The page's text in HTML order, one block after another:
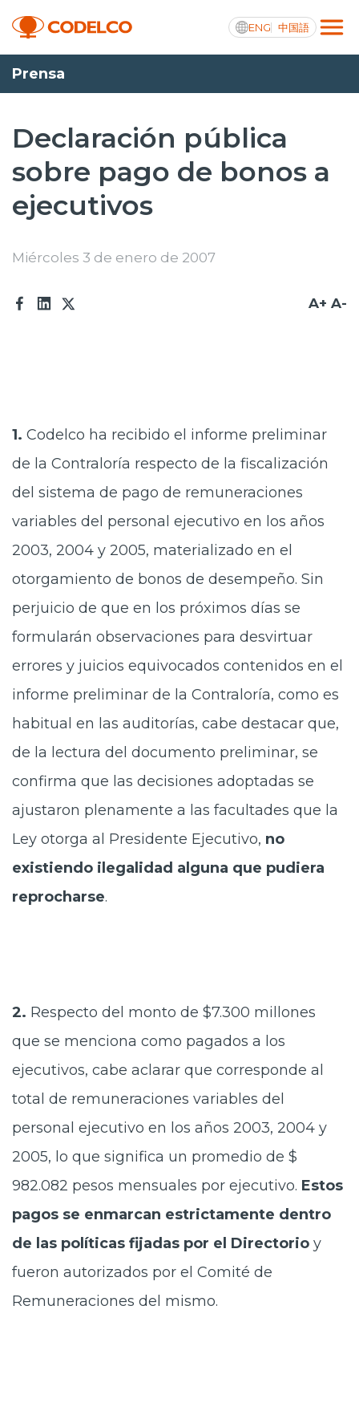
ENG 中国語
Transparencia activa
Nosotros
Operaciones
Innovación
Proveedores
Acceso trabajadores/as
Prensa
Declaración pública
sobre pago de bonos a
ejecutivos
Miércoles 3 de enero de 2007
A+ A-
1. Codelco ha recibido el informe preliminar
de la Contraloría respecto de la fiscalización
del sistema de pago de remuneraciones
variables del personal ejecutivo en los años
2003, 2004 y 2005, materializado en el
otorgamiento de bonos de desempeño. Sin
perjuicio de que en los próximos días se
formularán observaciones para desvirtuar
errores y juicios equivocados contenidos en el
informe preliminar de la Contraloría, como es
habitual en las auditorías, cabe destacar que,
de la lectura del documento preliminar, se
confirma que las decisiones adoptadas se
ajustaron plenamente a las facultades que la
Ley otorga al Presidente Ejecutivo, no
existiendo ilegalidad alguna que pudiera
reprocharse.
2. Respecto del monto de $7.300 millones
que se menciona como pagados a los
ejecutivos, cabe aclarar que corresponde al
total de remuneraciones variables del
personal ejecutivo en los años 2003, 2004 y
2005, lo que significa un promedio de $
982.082 pesos mensuales por ejecutivo. Estos
pagos se enmarcan estrictamente dentro
de las políticas fijadas por el Directorio y
fueron autorizados por el Comité de
Remuneraciones del mismo.